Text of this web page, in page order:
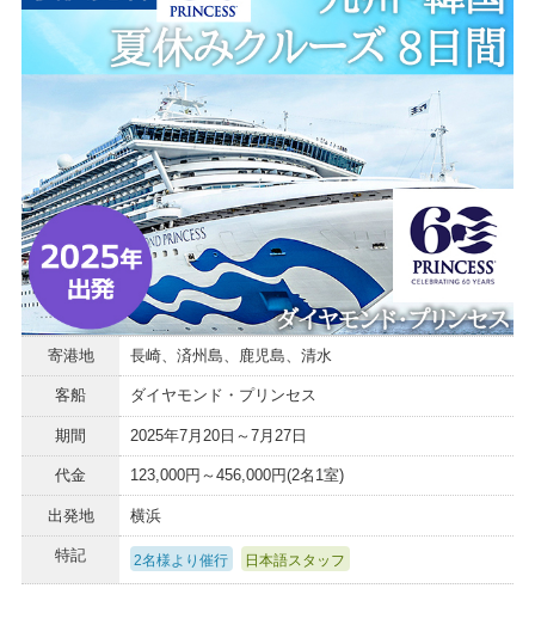
寄港地 長崎、済州島、鹿児島、清水
客船 ダイヤモンド・プリンセス
期間 2025年7月20日～7月27日
代金 123,000円～456,000円(2名1室)
出発地 横浜
特記 2名様より催行 日本語スタッフ